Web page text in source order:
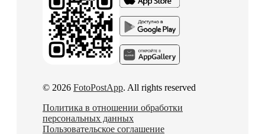
© 2026 FotoPostApp. All rights reserved
Политика в отношении обработки
персональных данных
Пользовательское соглашение